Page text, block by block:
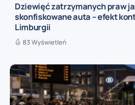
Dziewięć zatrzymanych praw
skonfiskowane auta – efekt
Limburgii
83 Wyświetleń